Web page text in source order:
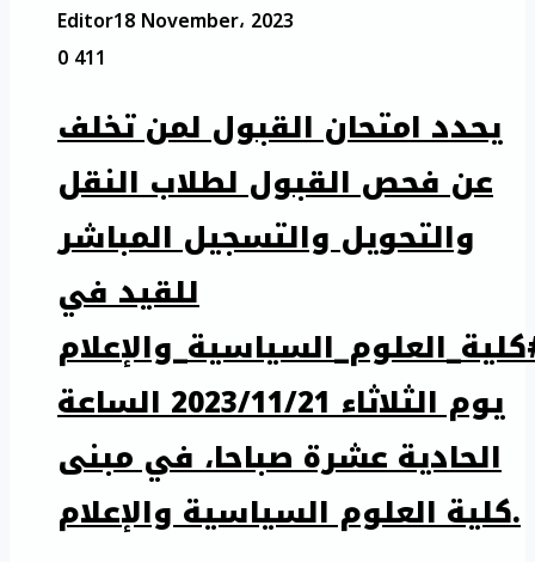
Editor18 November، 2023
0411
يحدد امتحان القبول لمن تخلف
عن فحص القبول لطلاب النقل
والتحويل والتسجيل المباشر
للقيد في
يوم الثلاثاء 2023/11/21 الساعة
الحادية عشرة صباحا، في مبنى
كلية العلوم السياسية والإعلام.